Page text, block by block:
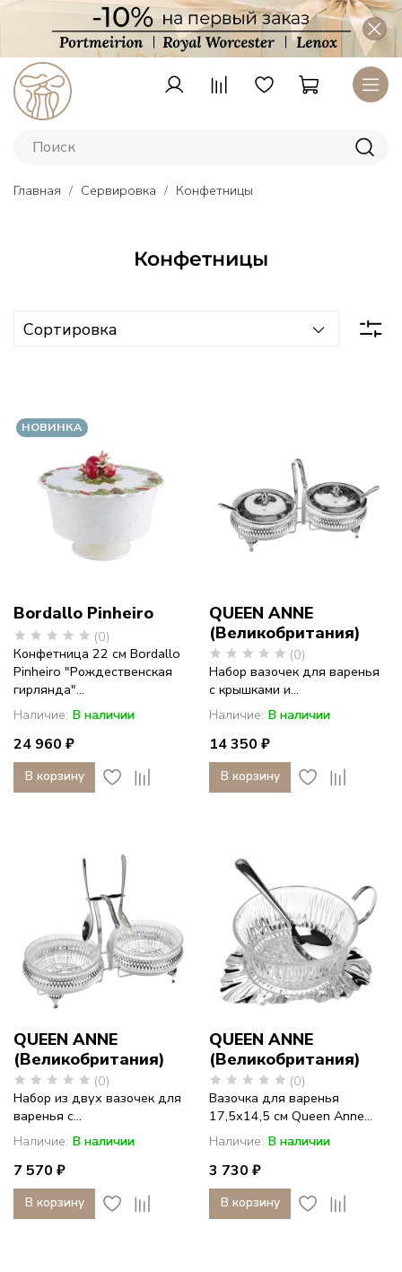
Главная Сервировка Конфетницы
Конфетницы
Тарелки
Lenox
фарфор
историей
НОВИНКА
Bordallo Pinheiro
(0)
Конфетница 22 см Bordallo
Pinheiro "Рождественская
гирлянда"...
Наличие: В наличии
24 960 ₽
В корзину
QUEEN ANNE
(Великобритания)
(0)
Набор вазочек для варенья
с крышками и...
Наличие: В наличии
14 350 ₽
В корзину
QUEEN ANNE
(Великобритания)
(0)
Набор из двух вазочек для
варенья с...
Наличие: В наличии
7 570 ₽
В корзину
QUEEN ANNE
(Великобритания)
(0)
Вазочка для варенья
17,5х14,5 см Queen Anne...
Наличие: В наличии
3 730 ₽
В корзину